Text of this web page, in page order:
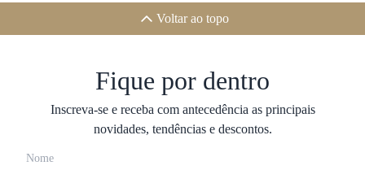
Voltar ao topo
Fique por dentro
Inscreva-se e receba com antecedência as principais
novidades, tendências e descontos.